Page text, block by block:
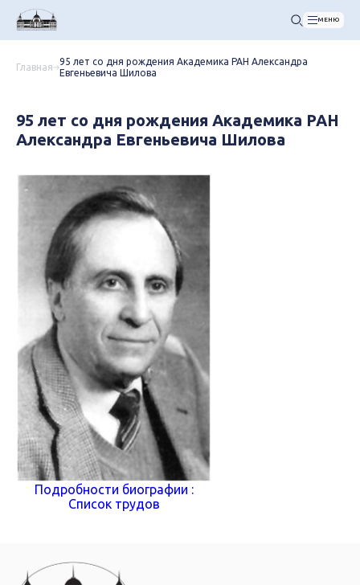
МЕНЮ
Главная
95 лет со дня рождения Академика РАН Александра
Евгеньевича Шилова
95 лет со дня рождения Академика РАН
Александра Евгеньевича Шилова
Подробности биографии :
Список трудов